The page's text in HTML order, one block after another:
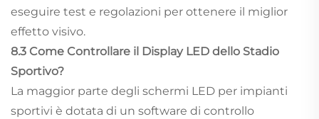
eseguire test e regolazioni per ottenere il miglior
effetto visivo.
8.3 Come Controllare il Display LED dello Stadio
Sportivo?
La maggior parte degli schermi LED per impianti
sportivi è dotata di un software di controllo